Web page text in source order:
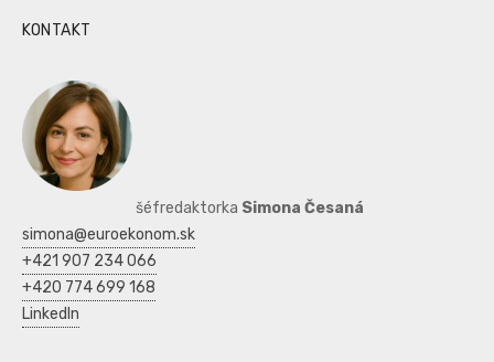
KONTAKT
šéfredaktorka Simona Česaná
simona@euroekonom.sk
+421 907 234 066
+420 774 699 168
LinkedIn